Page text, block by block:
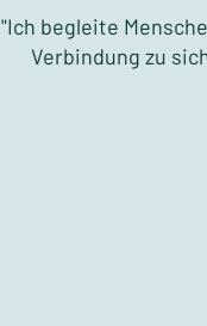
"Ich begleite
Verbindung zu